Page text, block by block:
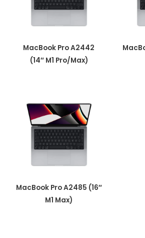
MacBook Pro A2442
(14″ M1 Pro/Max)
MacBook Pro A2485 (16″
M1 Max)